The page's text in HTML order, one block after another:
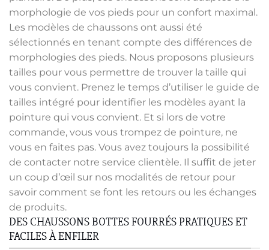
morphologie de vos pieds pour un confort maximal.
Les modèles de chaussons ont aussi été
sélectionnés en tenant compte des différences de
morphologies des pieds. Nous proposons plusieurs
tailles pour vous permettre de trouver la taille qui
vous convient. Prenez le temps d’utiliser le guide de
tailles intégré pour identifier les modèles ayant la
pointure qui vous convient. Et si lors de votre
commande, vous vous trompez de pointure, ne
vous en faites pas. Vous avez toujours la possibilité
de contacter notre service clientèle. Il suffit de jeter
un coup d’œil sur nos modalités de retour pour
savoir comment se font les retours ou les échanges
de produits.
DES CHAUSSONS BOTTES FOURRÉS PRATIQUES ET
FACILES À ENFILER